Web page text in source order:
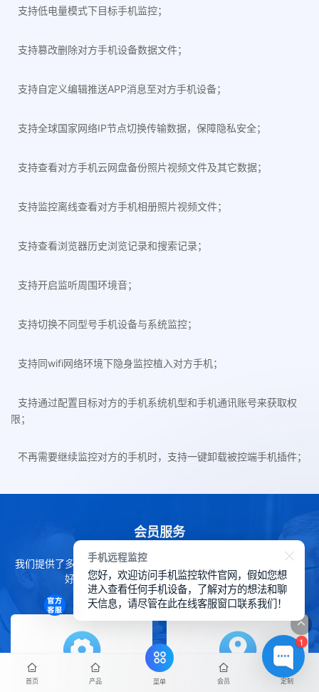
支持低电量模式下目标手机监控；
支持篡改删除对方手机设备数据文件；
支持自定义编辑推送APP消息至对方手机设备；
支持全球国家网络IP节点切换传输数据，保障隐私安全；
支持查看对方手机云网盘备份照片视频文件及其它数据；
支持监控离线查看对方手机相册照片视频文件；
支持查看浏览器历史浏览记录和搜索记录；
支持开启监听周围环境音；
支持切换不同型号手机设备与系统监控；
支持同wifi网络环境下隐身监控植入对方手机；
支持通过配置目标对方的手机系统机型和手机通讯账号来获取权
限；
不再需要继续监控对方的手机时，支持一键卸载被控端手机插件；
会员服务
我们提供了多种会员服务来帮助您在华鲸手机监控软件上获得更良
好的体验，下方详细了解我们的会员服务。
首页 产品 菜单 会员 定制
1
手机远程监控
您好，欢迎访问手机监控软件官网，假如您想
进入查看任何手机设备，了解对方的想法和聊
天信息，请尽管在此在线客服窗口联系我们！